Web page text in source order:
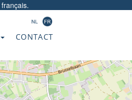
CONTACT